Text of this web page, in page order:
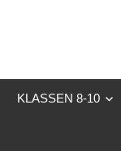
KLASSEN 8-10